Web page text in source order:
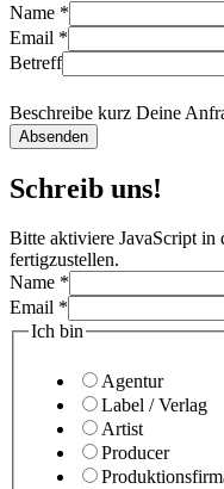
Name *
Email *
Betreff
Beschreibe kurz Deine
Absenden
Schreib uns!
Bitte aktiviere JavaScript in
fertigzustellen.
Name *
Email *
Ich bin
Agentur
Label / Verlag
Artist
Producer